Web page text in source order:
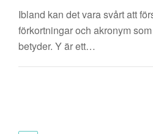
Ibland kan det vara svårt att
förkortningar och akronym
betyder. Y är ett…